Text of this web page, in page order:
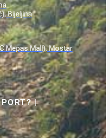
Bijeljina
Mepas Mall), Mostar
|